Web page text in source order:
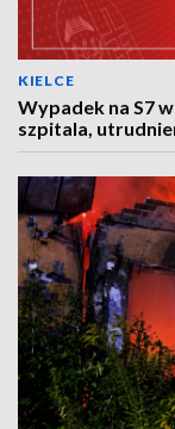
KIELCE
Wypadek na S7
szpitala,